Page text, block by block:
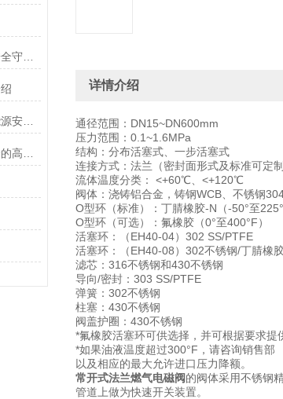
煤气天然气电磁阀：精准守护能源安全的“调控卫士”
详情介绍
通径范围：DN15~DN600mm
压力范围：0.1~1.6MPa
结构：分布活塞式、一步活塞式
连接方式：法兰（密封面形式及标准可定制
流体温度分类： <+60℃、<+120℃
阀体：浇铸铝合金，铸钢WCB、不锈钢
O型环（标准）：丁腈橡胶-N（-50°至
O型环（可选）：氟橡胶（0°至400°F）
活塞环：（EH40-04）302 SS/PTFE
活塞环：（EH40-08）302不锈钢/丁腈橡
滤芯：316不锈钢和430不锈钢
导向/密封：303 SS/PTFE
弹簧：302不锈钢
柱塞：430不锈钢
阀盖护圈：430不锈钢
*氟橡胶活塞环可供选择，并可根据要求提
*如果油液温度超过300°F，请咨询销售部
以及相应的最大允许进口压力降额。
常开式法兰燃气电磁阀的阀体采用不锈钢
管道上做为快速开关装置。